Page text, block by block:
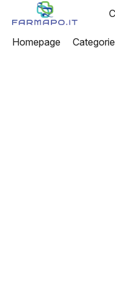
Homepage Categorie